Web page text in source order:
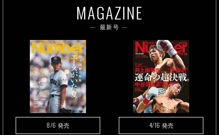
MAGAZINE
最新号
8/6 発売 4/16 発売